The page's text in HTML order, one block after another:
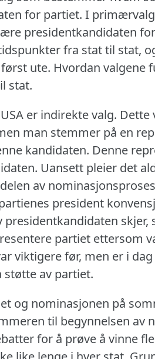
for partiet. I
presidentkandidaten
fra stat til stat,
ute. Hvordan valgene
stat.
er indirekte valg. Dette
man stemmer på en
kandidaten. Denne
Uansett pleier det
av
president
presidentkandidaten
partiet ettersom
viktigere før, men er i
støtte av partiet.
og nominasjonen på
til begynnelsen av
for å prøve å vinne